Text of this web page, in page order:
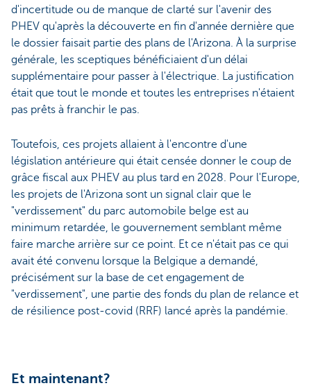
d'incertitude ou de manque de clarté sur l'avenir des
PHEV qu'après la découverte en fin d'année dernière que
le dossier faisait partie des plans de l'Arizona. À la surprise
générale, les sceptiques bénéficiaient d'un délai
supplémentaire pour passer à l'électrique. La justification
était que tout le monde et toutes les entreprises n'étaient
pas prêts à franchir le pas.
Toutefois, ces projets allaient à l'encontre d'une
législation antérieure qui était censée donner le coup de
grâce fiscal aux PHEV au plus tard en 2028. Pour l'Europe,
les projets de l'Arizona sont un signal clair que le
"verdissement" du parc automobile belge est au
minimum retardée, le gouvernement semblant même
faire marche arrière sur ce point. Et ce n'était pas ce qui
avait été convenu lorsque la Belgique a demandé,
précisément sur la base de cet engagement de
"verdissement", une partie des fonds du plan de relance et
de résilience post-covid (RRF) lancé après la pandémie.
Et maintenant?